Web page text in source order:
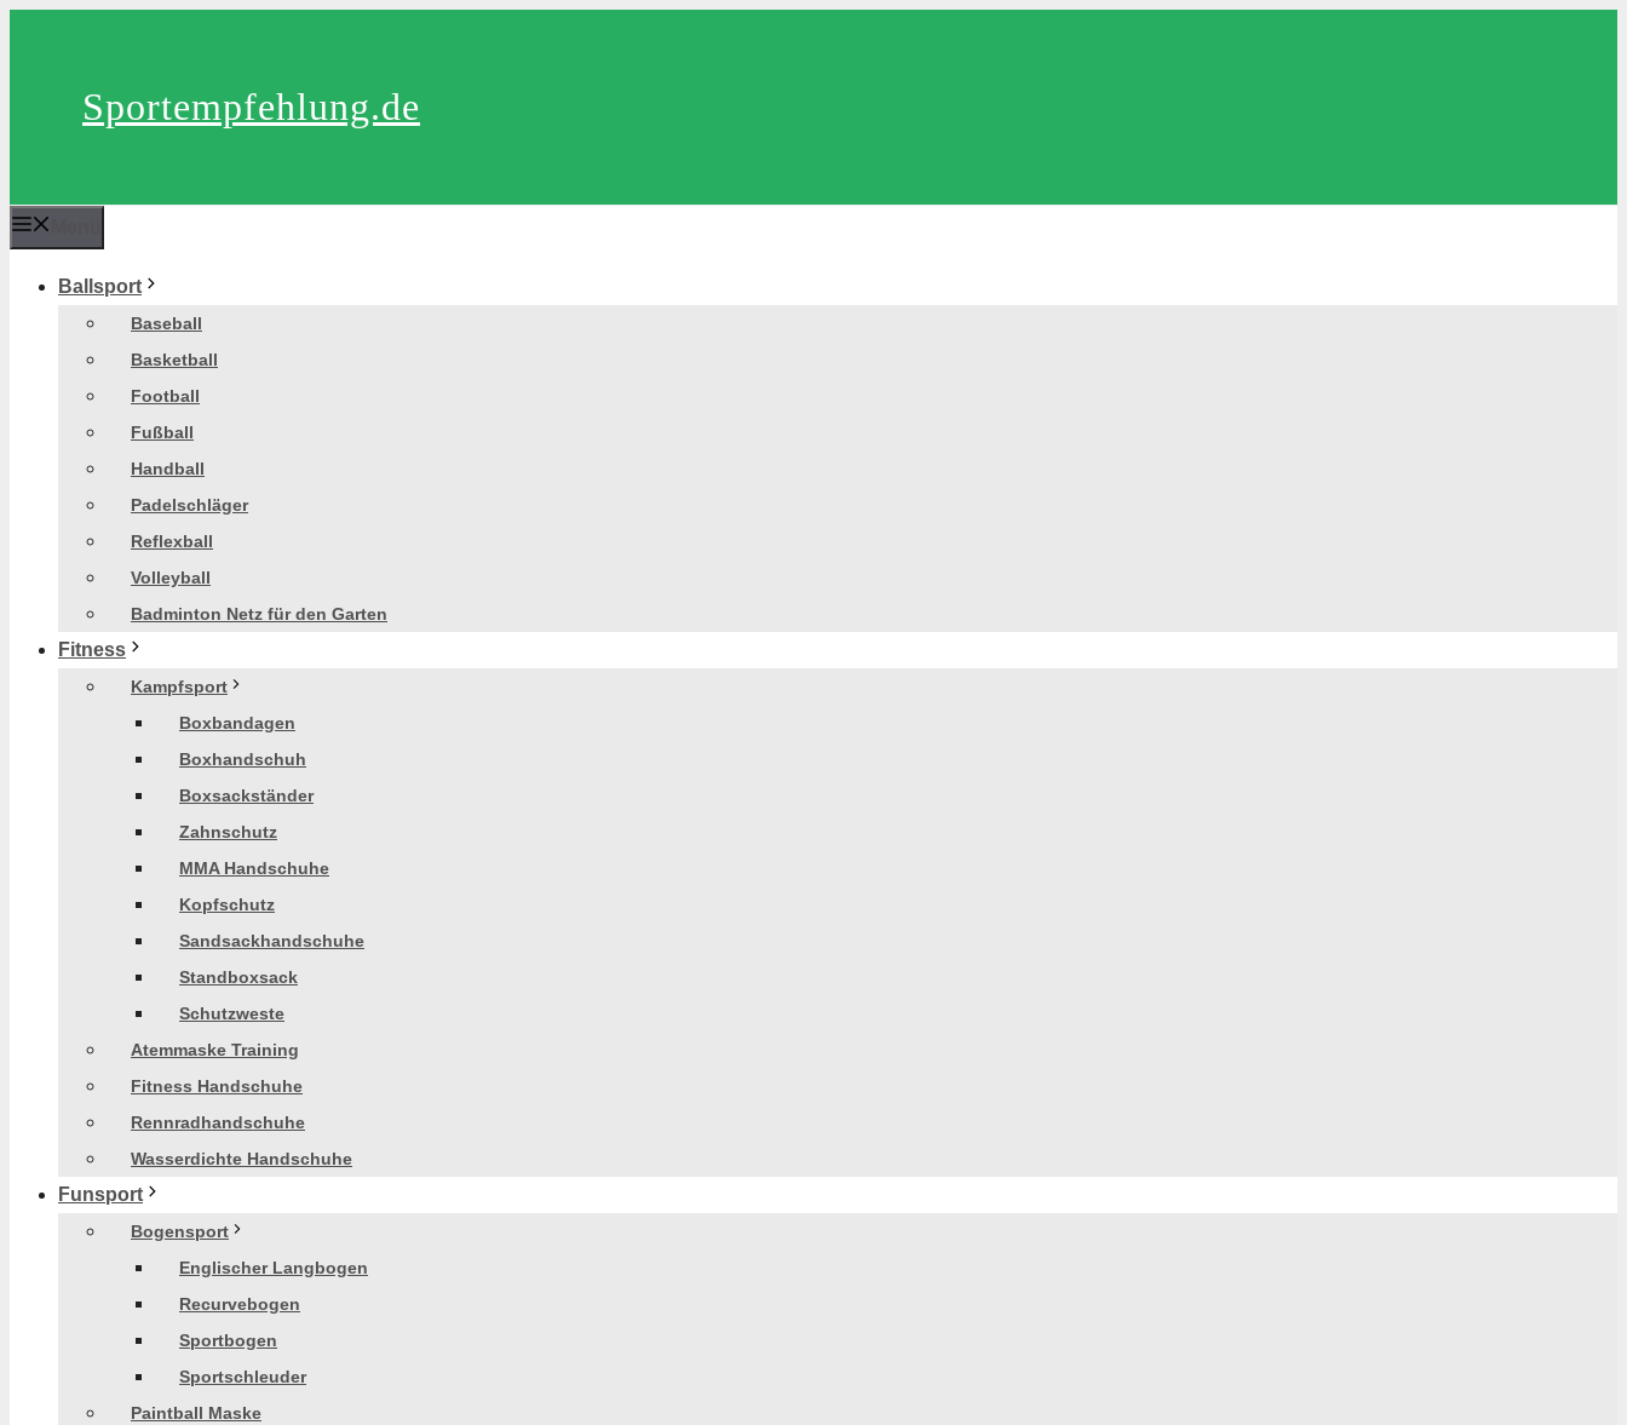
Sportempfehlung.de
Ballsport
Baseball
Basketball
Football
Fußball
Handball
Padelschläger
Reflexball
Volleyball
Badminton Netz für den Garten
Fitness
Kampfsport
Boxbandagen
Boxhandschuh
Boxsackständer
Zahnschutz
MMA Handschuhe
Kopfschutz
Sandsackhandschuhe
Standboxsack
Schutzweste
Atemmaske Training
Fitness Handschuhe
Rennradhandschuhe
Wasserdichte Handschuhe
Funsport
Bogensport
Englischer Langbogen
Recurvebogen
Sportbogen
Sportschleuder
Paintball Maske